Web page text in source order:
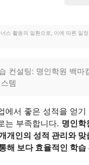
스 활동의 일환으로, 이에 따른 일
컨설팅: 명인학원 백마
템
에서 좋은 성적을 얻기
는 부족합니다. 명인학
개인의 성적 관리와 맞
해 보다 효율적인 학